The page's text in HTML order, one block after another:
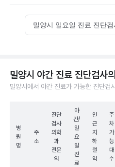
밀양시 일요일 진료 진단
밀양시 야간 진료 진단검사
밀양시에서 야간 진료가 가능한 진단검
병
원
명
주
소
진단
검사
의학
과
전문
의
야
간/
일
요
일
진
료
인
근
지
하
철
역
주
차
가
능
대
수